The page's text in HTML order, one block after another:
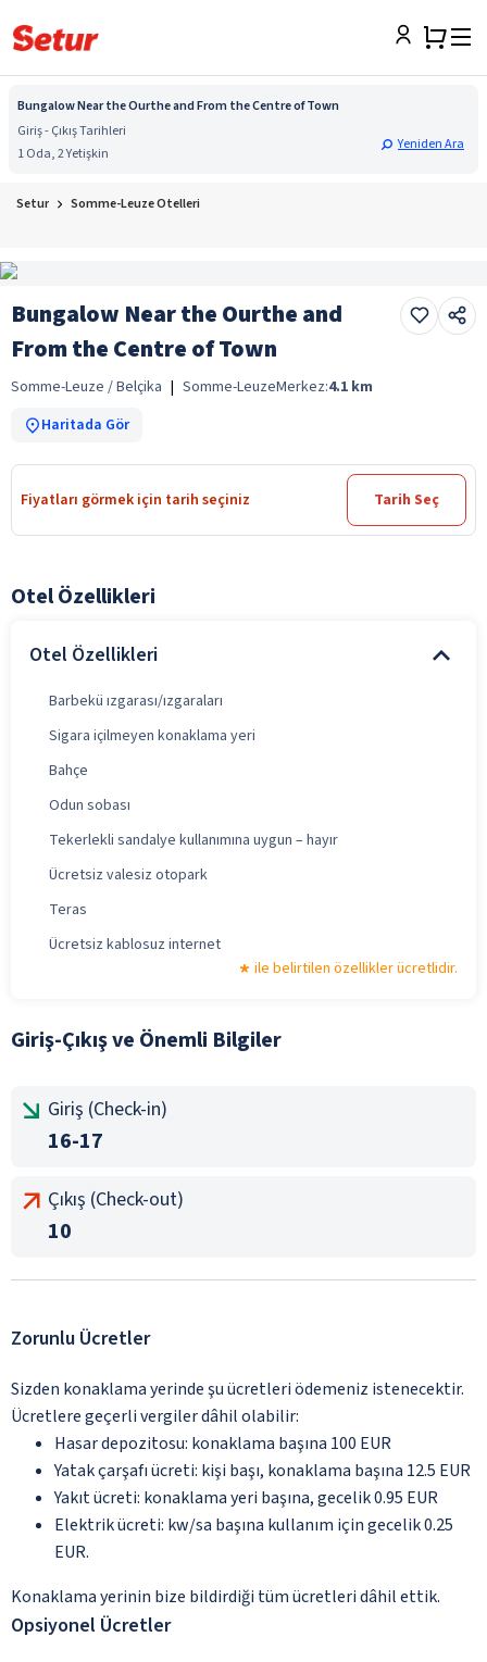
Bungalow Near the Ourthe and From the Centre of Town
Giriş - Çıkış Tarihleri
1 Oda, 2 Yetişkin
Yeniden Ara
Setur Somme-Leuze Otelleri
Bungalow Near the Ourthe and
From the Centre of Town
Somme-Leuze / Belçika | Somme-LeuzeMerkez:4.1 km
Haritada Gör
Fiyatları görmek için tarih seçiniz Tarih Seç
Otel Özellikleri
Otel Özellikleri
Barbekü ızgarası/ızgaraları
Sigara içilmeyen konaklama yeri
Bahçe
Odun sobası
Tekerlekli sandalye kullanımına uygun – hayır
Ücretsiz valesiz otopark
Teras
Ücretsiz kablosuz internet
ile belirtilen özellikler ücretlidir.
Giriş-Çıkış ve Önemli Bilgiler
Giriş (Check-in)
16-17
Çıkış (Check-out)
10
Zorunlu Ücretler
Sizden konaklama yerinde şu ücretleri ödemeniz istenecektir.
Ücretlere geçerli vergiler dâhil olabilir:
Hasar depozitosu: konaklama başına 100 EUR
Yatak çarşafı ücreti: kişi başı, konaklama başına 12.5 EUR
Yakıt ücreti: konaklama yeri başına, gecelik 0.95 EUR
Elektrik ücreti: kw/sa başına kullanım için gecelik 0.25
EUR.
Konaklama yerinin bize bildirdiği tüm ücretleri dâhil ettik.
Opsiyonel Ücretler